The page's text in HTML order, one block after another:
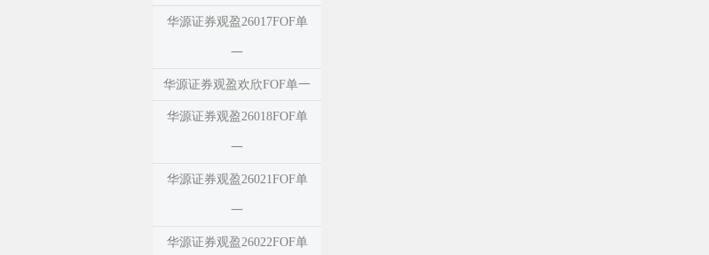
华源证券观盈26017FOF单
一
华源证券观盈欢欣FOF单一
华源证券观盈26018FOF单
一
华源证券观盈26021FOF单
一
华源证券观盈26022FOF单